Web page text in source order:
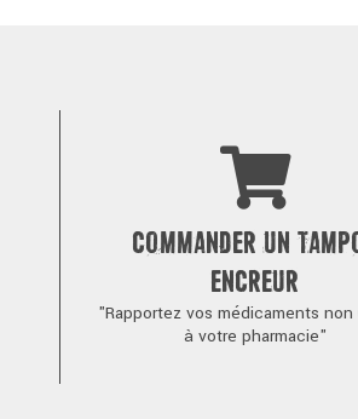
COMMANDER UN
ENCREUR
"Rapportez vos médicaments
à votre pharmacie"